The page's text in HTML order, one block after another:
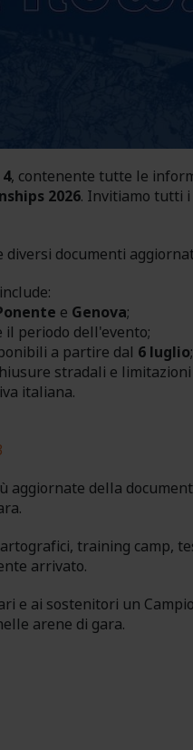
, contenente tutte le
2026. Invitiamo tutti
documenti
e Genova;
periodo dell'evento;
a partire dal 6 luglio;
stradali e
italiana.
della
training camp,
arrivato.
e ai sostenitori un
arene di gara.